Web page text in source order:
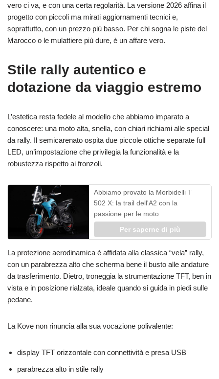
vero ci va, e con una certa regolarità. La versione 2026 affina il
progetto con piccoli ma mirati aggiornamenti tecnici e,
soprattutto, con un prezzo più basso. Per chi sogna le piste del
Marocco o le mulattiere più dure, è un affare vero.
Stile rally autentico e
dotazione da viaggio estremo
L’estetica resta fedele al modello che abbiamo imparato a
conoscere: una moto alta, snella, con chiari richiami alle special
da rally. Il semicarenato ospita due piccole ottiche separate full
LED, un’impostazione che privilegia la funzionalità e la
robustezza rispetto ai fronzoli.
Abbiamo provato la Morbidelli T
502 X: la trail dell'A2 con la
passione per le moto
Per saperne di più
La protezione aerodinamica è affidata alla classica “vela” rally,
con un parabrezza alto che scherma bene il busto alle andature
da trasferimento. Dietro, troneggia la strumentazione TFT, ben in
vista e in posizione rialzata, ideale quando si guida in piedi sulle
pedane.
La Kove non rinuncia alla sua vocazione polivalente:
display TFT orizzontale con connettività e presa USB
parabrezza alto in stile rally